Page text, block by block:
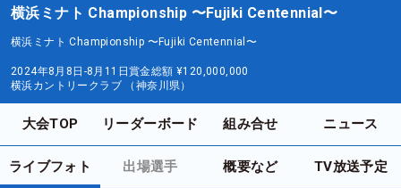
横浜ミナト Championship 〜Fujiki Centennial〜
横浜ミナト Championship 〜Fujiki Centennial〜
2024年8月8日-8月11日賞金総額 ¥120,000,000
横浜カントリークラブ （神奈川県）
大会TOP リーダーボード 組み合せ ニュース
ライブフォト 出場選手 概要など TV放送予定